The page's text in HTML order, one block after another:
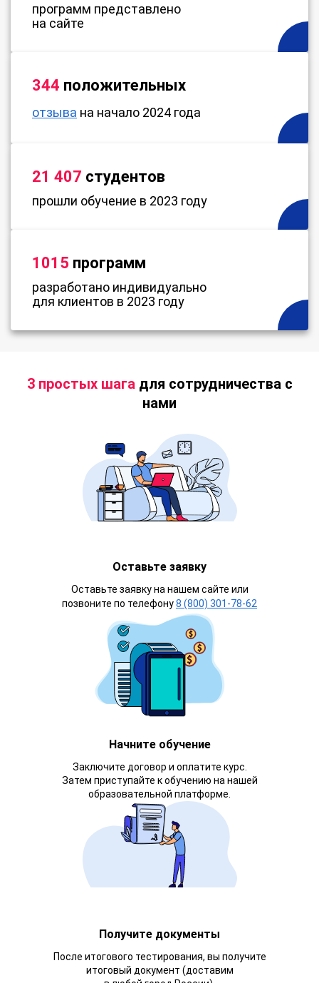
программ представлено
на сайте
344 положительных
отзыва на начало 2024 года
21 407 студентов
прошли обучение в 2023 году
1015 программ
разработано индивидуально
для клиентов в 2023 году
3 простых шагадля сотрудничества с
нами
Оставьте заявку
Оставьте заявку на нашем сайте или
позвоните по телефону8 (800) 301-78-62
Начните обучение
Заключите договор и оплатите курс.
Затем приступайте к обучению на нашей
образовательной платформе.
Получите документы
После итогового тестирования, вы получите
итоговый документ (доставим